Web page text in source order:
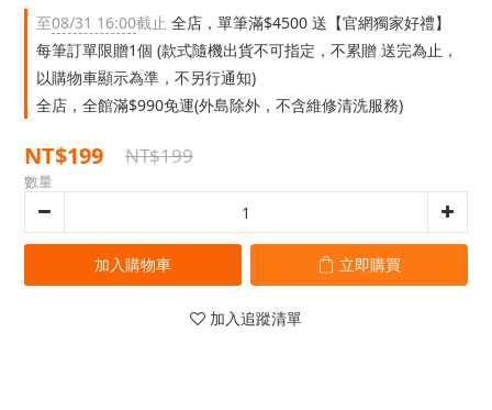
至08/31 16:00截止 全店，單筆滿$4500 送【官網獨家好禮】
每筆訂單限贈1個 (款式隨機出貨不可指定，不累贈 送完為止，
以購物車顯示為準，不另行通知)
全店，全館滿$990免運(外島除外，不含維修清洗服務)
NT$199 NT$199
數量
加入購物車 立即購買
加入追蹤清單